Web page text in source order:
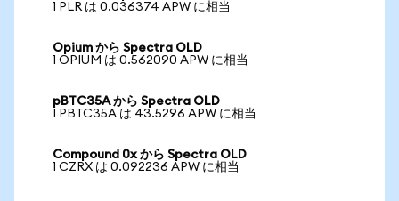
1 PLR は 0.036374 APW に相当
Opium から Spectra OLD
1 OPIUM は 0.562090 APW に相当
pBTC35A から Spectra OLD
1 PBTC35A は 43.5296 APW に相当
Compound 0x から Spectra OLD
1 CZRX は 0.092236 APW に相当